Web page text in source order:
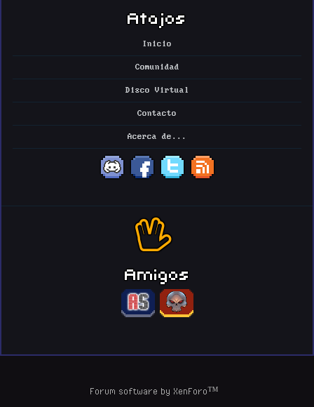
Atajos
Inicio
Comunidad
Disco Virtual
Contacto
Acerca de...
Amigos
Forum software by XenForo™